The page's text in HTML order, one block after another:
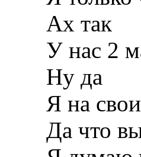
Ах так
У нас 2
Ну да
Я на
Да что